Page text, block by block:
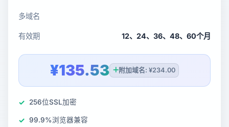
多域名
有效期 12、24、36、48、60个月
¥135.53 附加域名: ¥234.00
256位SSL加密
99.9%浏览器兼容